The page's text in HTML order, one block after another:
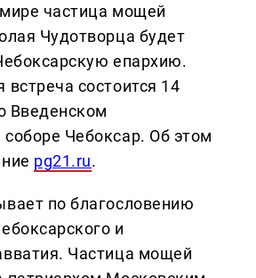
частица мощей
Чудотворца будет
епархию.
встреча состоится 14
Введенском
Чебоксар. Об этом
pg21.ru.
по благословению
и
Частица мощей